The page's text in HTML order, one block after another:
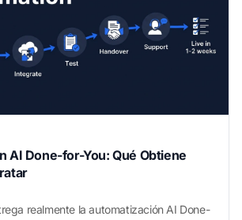
AI Done-for-You: Qué Obtiene
realmente la automatización AI Done-